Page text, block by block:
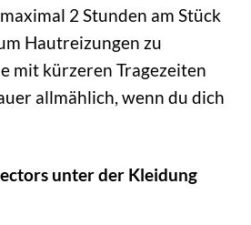
2 Stunden am Stück
Hautreizungen zu
mit kürzeren Tragezeiten
allmählich, wenn du dich
unter der Kleidung